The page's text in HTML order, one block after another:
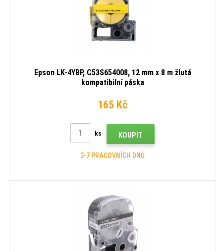
Epson LK-4YBP, C53S654008, 12 mm x 8 m žlutá
kompatibilní páska
165 Kč
ks KOUPIT
3-7 PRACOVNÍCH DNŮ